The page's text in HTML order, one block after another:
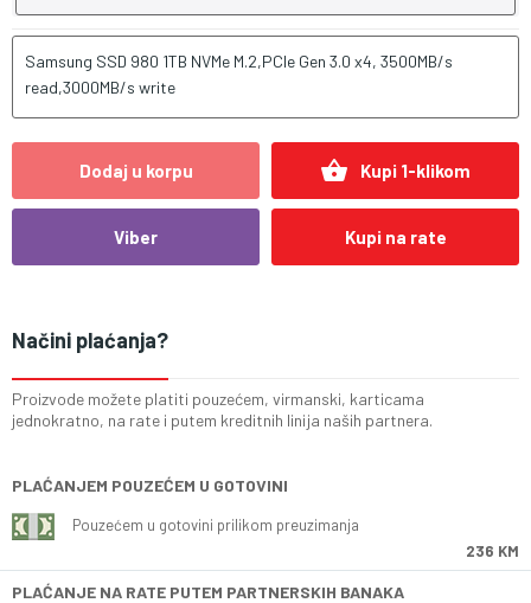
Samsung SSD 980 1TB NVMe M.2,PCIe Gen 3.0 x4, 3500MB/s
read,3000MB/s write
Dodaj u korpu shopping_basket Kupi 1-klikom
Viber Kupi na rate
Načini plaćanja?
Proizvode možete platiti pouzećem, virmanski, karticama
jednokratno, na rate i putem kreditnih linija naših partnera.
PLAĆANJEM POUZEĆEM U GOTOVINI
Pouzećem u gotovini prilikom preuzimanja
236 KM
PLAĆANJE NA RATE PUTEM PARTNERSKIH BANAKA